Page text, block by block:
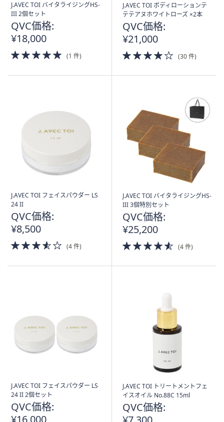
J.AVEC TOI バイタライジングHS-
III 2個セット
QVC価格:
¥18,000
5.0
of
(1 件)
J.AVEC TOI ボディローションテ
テテアヌホワイトローズ ×2本
QVC価格:
¥21,000
4.0
of
(30 件)
J.AVEC TOI フェイスパウダー LS
24 II
QVC価格:
¥8,500
3.5
of
(4 件)
J.AVEC TOI バイタライジングHS-
III 3個特別セット
QVC価格:
¥25,200
4.5
of
(4 件)
J.AVEC TOI フェイスパウダー LS
24 II 2個セット
QVC価格:
¥16,000
J.AVEC TOI トリートメントフェ
イスオイル No.88C 15ml
QVC価格: